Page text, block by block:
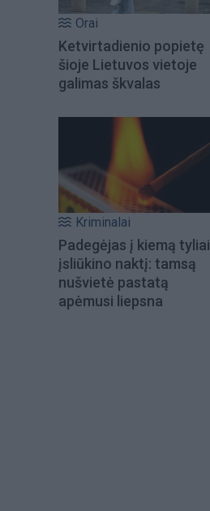
Orai
Ketvirtadienio popietę
šioje Lietuvos vietoje
galimas škvalas
Kriminalai
Padegėjas į kiemą tyliai
įsliūkino naktį: tamsą
nušvietė pastatą
apėmusi liepsna